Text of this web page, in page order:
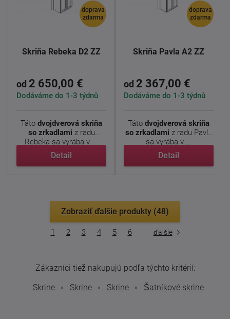
doprava
zdarma
Skriňa Rebeka D2 ZZ
od 2 650,00 €
Dodáváme do 1-3 týdnů
Táto dvojdverová skriňa
so zrkadlami z radu
Rebeka sa vyrába v ...
Detail
doprava
zdarma
Skriňa Pavla A2 ZZ
od 2 367,00 €
Dodáváme do 1-3 týdnů
Táto dvojdverová skriňa
so zrkadlami z radu Pavla
sa vyrába v ...
Detail
Zobraziť ďalšie produkty (48)
6
5
4
3
2
1 ďalšie
Zákazníci tiež nakupujú podľa týchto kritérií:
Skrine
Skrine Skrine Šatníkové skrine